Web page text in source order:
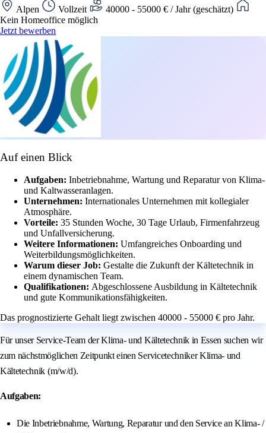
Alpen Vollzeit
40000 - 55000 € / Jahr (geschätzt)
Kein Homeoffice möglich
Jetzt bewerben
Auf einen Blick
Aufgaben: Inbetriebnahme, Wartung und Reparatur von Klima-
und Kaltwasseranlagen.
Unternehmen: Internationales Unternehmen mit kollegialer
Atmosphäre.
Vorteile: 35 Stunden Woche, 30 Tage Urlaub, Firmenfahrzeug
und Unfallversicherung.
Weitere Informationen: Umfangreiches Onboarding und
Weiterbildungsmöglichkeiten.
Warum dieser Job: Gestalte die Zukunft der Kältetechnik in
einem dynamischen Team.
Qualifikationen: Abgeschlossene Ausbildung in Kältetechnik
und gute Kommunikationsfähigkeiten.
Das prognostizierte Gehalt liegt zwischen 40000 - 55000 € pro Jahr.
Für unser Service-Team der Klima- und Kältetechnik in Essen suchen wir
zum nächstmöglichen Zeitpunkt einen Servicetechniker Klima- und
Kältetechnik (m/w/d).
Aufgaben:
Die Inbetriebnahme, Wartung, Reparatur und den Service an Klima- /